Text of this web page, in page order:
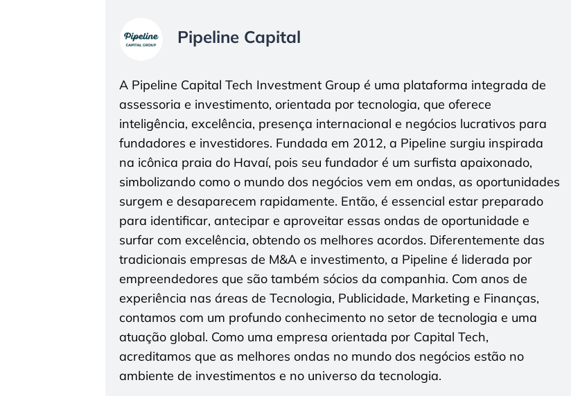
Pipeline Capital
A Pipeline Capital Tech Investment Group é uma plataforma integrada de
assessoria e investimento, orientada por tecnologia, que oferece
inteligência, excelência, presença internacional e negócios lucrativos para
fundadores e investidores. Fundada em 2012, a Pipeline surgiu inspirada
na icônica praia do Havaí, pois seu fundador é um surfista apaixonado,
simbolizando como o mundo dos negócios vem em ondas, as oportunidades
surgem e desaparecem rapidamente. Então, é essencial estar preparado
para identificar, antecipar e aproveitar essas ondas de oportunidade e
surfar com excelência, obtendo os melhores acordos. Diferentemente das
tradicionais empresas de M&A e investimento, a Pipeline é liderada por
empreendedores que são também sócios da companhia. Com anos de
experiência nas áreas de Tecnologia, Publicidade, Marketing e Finanças,
contamos com um profundo conhecimento no setor de tecnologia e uma
atuação global. Como uma empresa orientada por Capital Tech,
acreditamos que as melhores ondas no mundo dos negócios estão no
ambiente de investimentos e no universo da tecnologia.